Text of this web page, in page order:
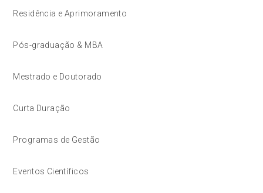
Residência e Aprimoramento
Pós-graduação & MBA
Mestrado e Doutorado
Curta Duração
Programas de Gestão
Eventos Científicos